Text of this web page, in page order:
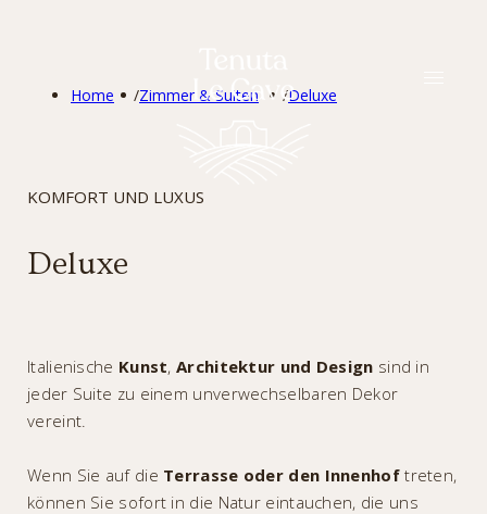
Home /Zimmer & Suiten /Deluxe
KOMFORT UND LUXUS
Deluxe
Italienische Kunst,Architektur und Design sind in
jeder Suite zu einem unverwechselbaren Dekor
vereint.
Wenn Sie auf die Terrasse oder den Innenhoftreten,
können Sie sofort in die Natur eintauchen, die uns